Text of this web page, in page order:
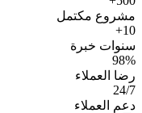
مشروع مكتمل
10+
سنوات خبرة
98%
رضا العملاء
24/7
دعم العملاء